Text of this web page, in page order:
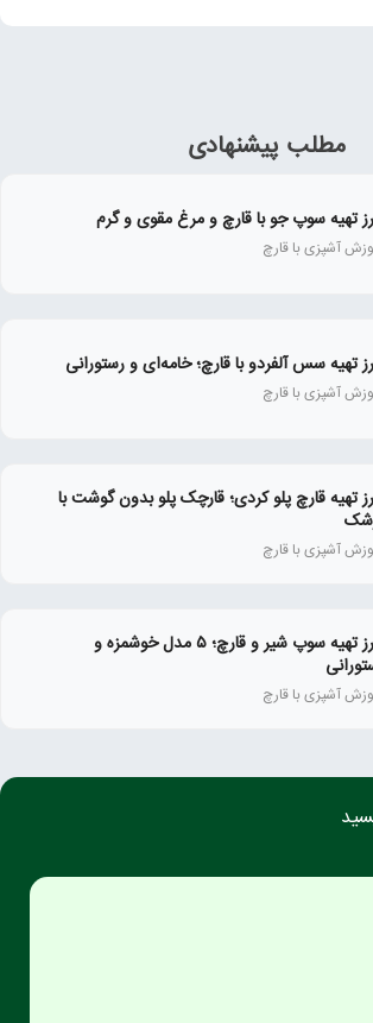
مطلب پیشنهادی
تهیه سوپ جو با قارچ و مرغ مقوی و گرم
آشپزی با قارچ
تهیه سس آلفردو با قارچ؛ خامه‌ای و رستورانی
آشپزی با قارچ
تهیه قارچ پلو کردی؛ قارچک پلو بدون گوشت با
آشپزی با قارچ
طرز تهیه سوپ شیر و قارچ؛ ۵ مدل خوشمزه و
آشپزی با قارچ